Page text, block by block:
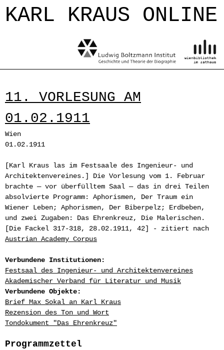
Jump to navigation
KARL KRAUS ONLINE
11. VORLESUNG AM
01.02.1911
Wien
01.02.1911
[Karl Kraus las im Festsaale des Ingenieur- und
Architektenvereines.] Die Vorlesung vom 1. Februar
brachte — vor überfülltem Saal — das in drei Teilen
absolvierte Programm: Aphorismen, Der Traum ein
Wiener Leben; Aphorismen, Der Biberpelz; Erdbeben,
und zwei Zugaben: Das Ehrenkreuz, Die Malerischen.
[Die Fackel 317-318, 28.02.1911, 42] - zitiert nach
Austrian Academy Corpus
Verbundene Institutionen:
Festsaal des Ingenieur- und Architektenvereines
Akademischer Verband für Literatur und Musik
Verbundene Objekte:
Brief Max Sokal an Karl Kraus
Rezension des Ton und Wort
Tondokument "Das Ehrenkreuz"
Programmzettel